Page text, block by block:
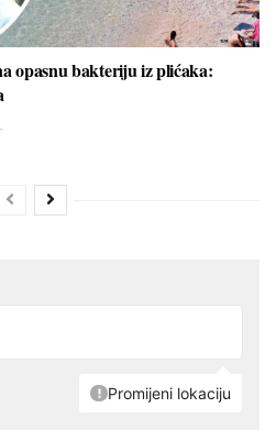
opasnu bakteriju iz plićaka: